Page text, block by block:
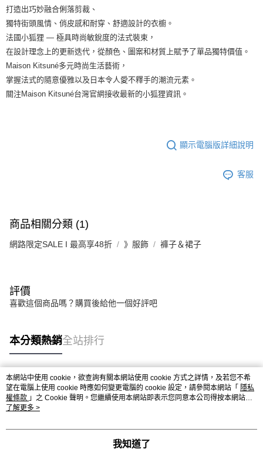
打造出巧妙融合俐落剪裁、
獨特街頭風情、俏皮感和耐穿、舒適設計的衣櫥。
法國小狐狸 — 極具時尚敏銳度的法式裝束，
在設計理念上的更新迭代，從顏色、圖案和材質上賦予了單品獨特價值。
Maison Kitsuné多元時尚生活藝術，
掌握法式的隨意優雅以及日本令人愛不釋手的潮流元素。
關注Maison Kitsuné台灣官網接收最新的小狐狸資訊。
顯示電腦版詳細說明
客服
商品相關分類 (1)
網路限定SALE I 最高享48折 》服飾 褲子＆裙子
評價
喜歡這個商品嗎？購買後給他一個好評吧
本分類熱銷全站排行
熱門標籤
本網站中使用 cookie，欲查詢有關本網站使用 cookie 方式之詳情，及若您不希
望在電腦上使用 cookie 時應如何變更電腦的 cookie 設定，請參閱本網站「 隱私
權條款 」之 Cookie 聲明。您繼續使用本網站即表示您同意本公司得按本網站使
用條款之 Cookie 聲明使用 cookie。
了解更多 >
我知道了